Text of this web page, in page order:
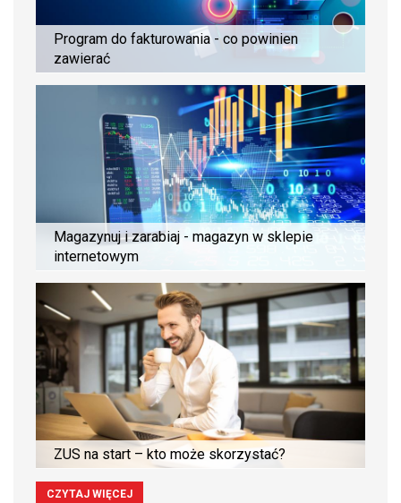
Program do fakturowania - co powinien
zawierać
Magazynuj i zarabiaj - magazyn w sklepie
internetowym
ZUS na start – kto może skorzystać?
CZYTAJ WIĘCEJ